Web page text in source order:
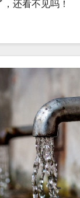
还看不见吗！